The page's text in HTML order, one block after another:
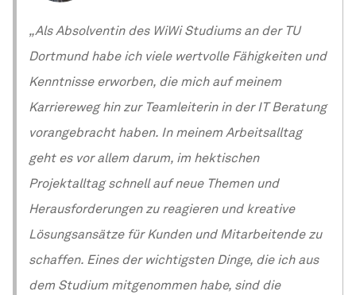
„Als Absolventin des WiWi Studiums an der TU
Dortmund habe ich viele wertvolle Fähigkeiten und
Kenntnisse erworben, die mich auf meinem
Karriereweg hin zur Teamleiterin in der IT Beratung
vorangebracht haben. In meinem Arbeitsalltag
geht es vor allem darum, im hektischen
Projektalltag schnell auf neue Themen und
Herausforderungen zu reagieren und kreative
Lösungsansätze für Kunden und Mitarbeitende zu
schaffen. Eines der wichtigsten Dinge, die ich aus
dem Studium mitgenommen habe, sind die